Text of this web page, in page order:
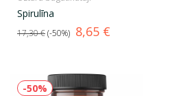
Spirulīna
Standarta
cena
17,30 € -50% Cena
8,65 €
-50%